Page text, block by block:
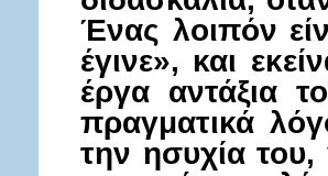
Ένας λοιπόν
έγινε», και
έργα αντάξια
πραγματικά
την ησυχία του,